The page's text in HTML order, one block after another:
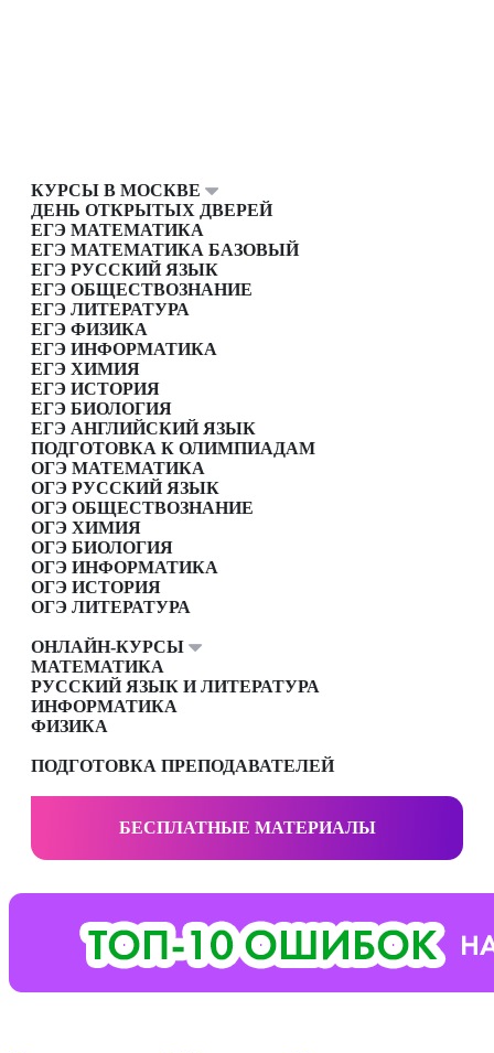
КУРСЫ В МОСКВЕ
ДЕНЬ ОТКРЫТЫХ ДВЕРЕЙ
ЕГЭ МАТЕМАТИКА
ЕГЭ МАТЕМАТИКА БАЗОВЫЙ
ЕГЭ РУССКИЙ ЯЗЫК
ЕГЭ ОБЩЕСТВОЗНАНИЕ
ЕГЭ ЛИТЕРАТУРА
ЕГЭ ФИЗИКА
ЕГЭ ИНФОРМАТИКА
ЕГЭ ХИМИЯ
ЕГЭ ИСТОРИЯ
ЕГЭ БИОЛОГИЯ
ЕГЭ АНГЛИЙСКИЙ ЯЗЫК
ПОДГОТОВКА К ОЛИМПИАДАМ
ОГЭ МАТЕМАТИКА
ОГЭ РУССКИЙ ЯЗЫК
ОГЭ ОБЩЕСТВОЗНАНИЕ
ОГЭ ХИМИЯ
ОГЭ БИОЛОГИЯ
ОГЭ ИНФОРМАТИКА
ОГЭ ИСТОРИЯ
ОГЭ ЛИТЕРАТУРА
ОНЛАЙН-КУРСЫ
МАТЕМАТИКА
РУССКИЙ ЯЗЫК И ЛИТЕРАТУРА
ИНФОРМАТИКА
ФИЗИКА
ПОДГОТОВКА ПРЕПОДАВАТЕЛЕЙ
БЕСПЛАТНЫЕ МАТЕРИАЛЫ